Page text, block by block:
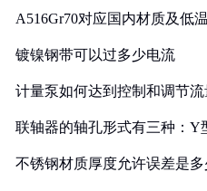
A516Gr70对应国内材质及低
镀镍钢带可以过多少电流
计量泵如何达到控制和调节
联轴器的轴孔形式有三种：Y
不锈钢材质厚度允许误差是多